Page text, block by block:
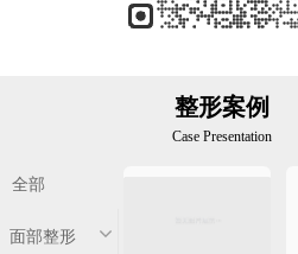
整形案例
Case Presentation
全部
面部整形